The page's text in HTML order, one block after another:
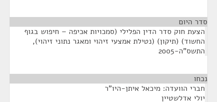
סדר היום
הצעת חוק סדר הדין הפלילי (סמכויות אכיפה – חיפוש בגוף
החשוד) (תיקון) (נטילת אמצעי זיהוי ומאגר נתוני זיהוי),
התשס"ה-2005
נכחו
חברי הוועדה: מיכאל איתן-היו"ר
יולי אדלשטיין